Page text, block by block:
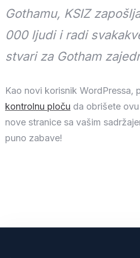
Gothamu, KSIZ
000 ljudi i radi
stvari za Gotham
Kao novi korisnik WordPressa,
kontrolnu ploču da obrišete
nove stranice sa vašim
puno zabave!